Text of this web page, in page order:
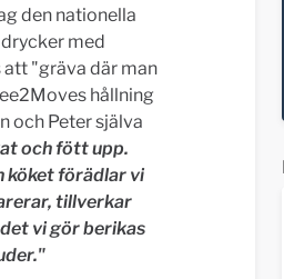
den nationella
med
att "gräva där man
hållning
och Peter själva
och fött upp.
köket förädlar vi
tillverkar
vi gör berikas